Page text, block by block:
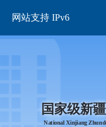
网站支持 IPv6
国家级新
National Xinjiang